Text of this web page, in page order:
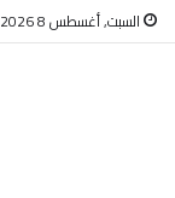
السبت, أغسطس 8 2026